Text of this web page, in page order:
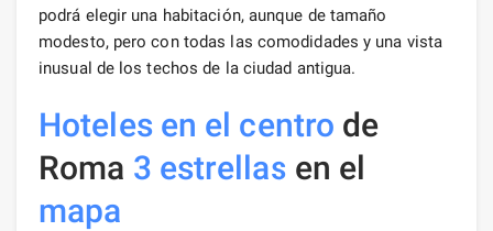
podrá elegir una habitación, aunque de tamaño
modesto, pero con todas las comodidades y una vista
inusual de los techos de la ciudad antigua.
Hoteles en el centro de
Roma 3 estrellas en el
mapa